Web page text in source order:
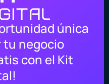
única
tu negocio
con el Kit